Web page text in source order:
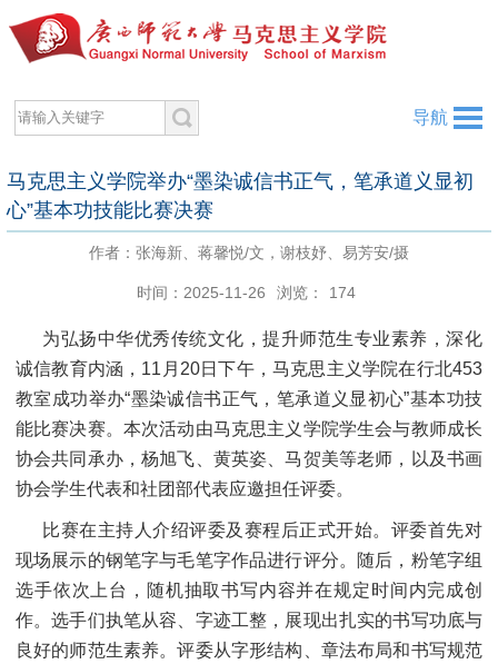
导航
马克思主义学院举办“墨染诚信书正气，笔承道义显初
心”基本功技能比赛决赛
作者：张海新、蒋馨悦/文，谢枝妤、易芳安/摄
时间：2025-11-26 浏览： 174
为弘扬中华优秀传统文化，提升师范生专业素养，深化
诚信教育内涵，11月20日下午，马克思主义学院在行北453
教室成功举办“墨染诚信书正气，笔承道义显初心”基本功技
能比赛决赛。本次活动由马克思主义学院学生会与教师成长
协会共同承办，杨旭飞、黄英姿、马贺美等老师，以及书画
协会学生代表和社团部代表应邀担任评委。
比赛在主持人介绍评委及赛程后正式开始。评委首先对
现场展示的钢笔字与毛笔字作品进行评分。随后，粉笔字组
选手依次上台，随机抽取书写内容并在规定时间内完成创
作。选手们执笔从容、字迹工整，展现出扎实的书写功底与
良好的师范生素养。评委从字形结构、章法布局和书写规范